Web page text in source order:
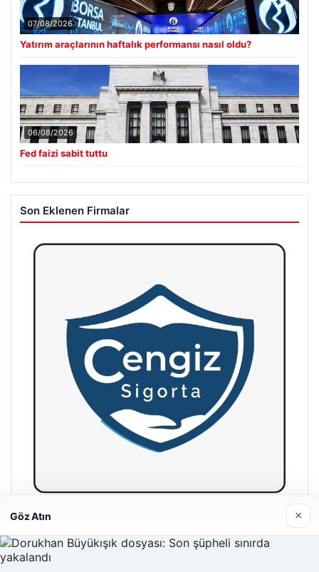
07/08/2026
Yatırım araçlarının haftalık performansı nasıl oldu?
06/08/2026
Fed faizi sabit tuttu
Son Eklenen Firmalar
Hastaş Beton
26/05/2026
Göz Atın ×